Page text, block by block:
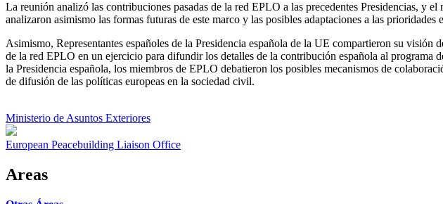
La reunión analizó las contribuciones pasadas de la red EPLO a las precedentes Presidencias, y
analizaron asimismo las formas futuras de este marco y las posibles adaptaciones a las prioridades
Asimismo, Representantes españoles de la Presidencia española de la UE compartieron su
de la red EPLO en un ejercicio para difundir los detalles de la contribución española al
la Presidencia española, los miembros de EPLO debatieron los posibles mecanismos de
de difusión de las políticas europeas en la sociedad civil.
Ministerio de Asuntos Exteriores
European Peacebuilding Liaison Office
Areas